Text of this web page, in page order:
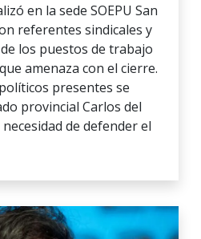
en la sede SOEPU San
referentes sindicales y
los puestos de trabajo
amenaza con el cierre.
presentes se
provincial Carlos del
de defender el